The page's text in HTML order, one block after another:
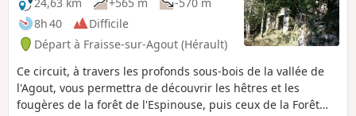
8h 40
Difficile
Départ à Fraisse-sur-Agout (Hérault)
Ce circuit, à travers les profonds sous-bois de la vallée de
l'Agout, vous permettra de découvrir les hêtres et les
fougères de la forêt de l'Espinouse, puis ceux de la Forêt